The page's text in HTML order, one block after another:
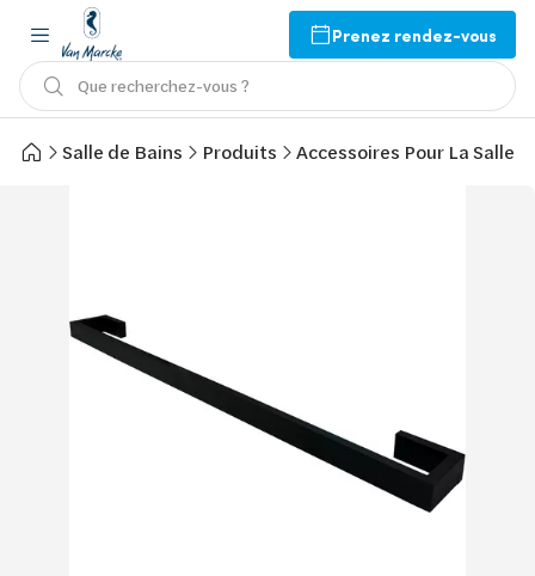
Prenez rendez-vous
Que recherchez-vous ?
Salle de Bains Produits Accessoires Pour La Salle